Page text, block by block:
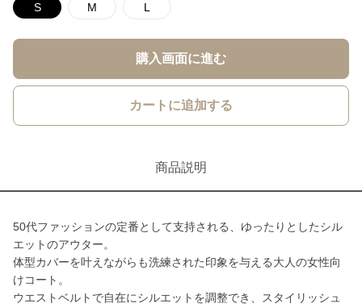
S M L
購入画面に進む
カートに追加する
商品説明
50代ファッションの定番として支持される、ゆったりとしたシル
エットのアウター。
体型カバーを叶えながらも洗練された印象を与える大人の女性向
けコート。
ウエストベルトで自在にシルエットを調整でき、スタイリッシュ